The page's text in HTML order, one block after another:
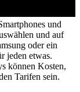
und
und auf
oder ein
jeden etwas.
können Kosten,
Tarifen sein.